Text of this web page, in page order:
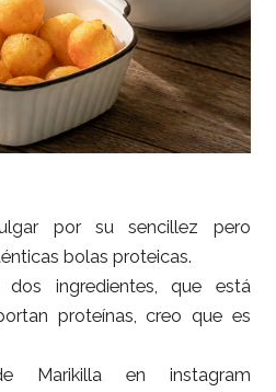
por su sencillez pero
bolas proteicas.
ingredientes, que está
proteínas, creo que es
Marikilla en instagram